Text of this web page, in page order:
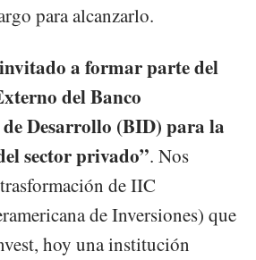
para alcanzarlo.
a formar parte del
del Banco
Desarrollo (BID) para la
sector privado”. Nos
de IIC
de Inversiones) que
hoy una institución